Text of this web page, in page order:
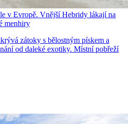
v Evropě. Vnější Hebridy lákají na
menhiry
zátoky s bělostným pískem a
od daleké exotiky. Místní pobřeží